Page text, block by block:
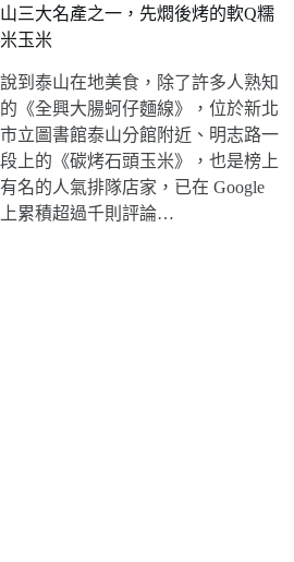
山三大名產之一，先燜後烤的軟Q糯
米玉米
說到泰山在地美食，除了許多人熟知
的《全興大腸蚵仔麵線》，位於新北
市立圖書館泰山分館附近、明志路一
段上的《碳烤石頭玉米》，也是榜上
有名的人氣排隊店家，已在 Google
上累積超過千則評論…